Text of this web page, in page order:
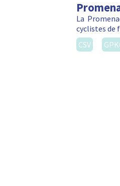
La
cyclistes de
CSV